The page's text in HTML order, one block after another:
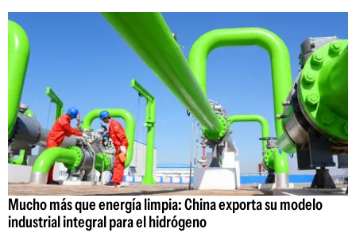
Mucho más que energía limpia: China exporta su modelo
industrial integral para el hidrógeno